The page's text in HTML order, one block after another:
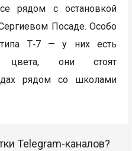
рядом с остановкой
Посаде. Особо
Т‑7 — у них есть
цвета, они стоят
рядом со школами
Telegram-каналов?